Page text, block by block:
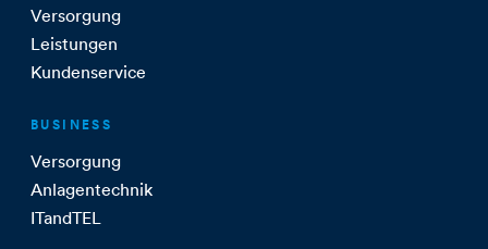
Versorgung
Leistungen
Kundenservice
BUSINESS
Versorgung
Anlagentechnik
ITandTEL